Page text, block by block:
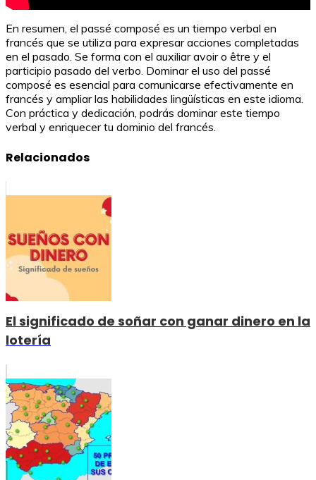
En resumen, el passé composé es un tiempo verbal en
francés que se utiliza para expresar acciones completadas
en el pasado. Se forma con el auxiliar avoir o être y el
participio pasado del verbo. Dominar el uso del passé
composé es esencial para comunicarse efectivamente en
francés y ampliar las habilidades lingüísticas en este idioma.
Con práctica y dedicación, podrás dominar este tiempo
verbal y enriquecer tu dominio del francés.
Relacionados
El significado de soñar con ganar dinero en la
lotería